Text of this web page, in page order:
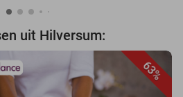
uit Hilversum:
63%